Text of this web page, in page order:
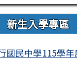
新生入學專區
國民中學115學